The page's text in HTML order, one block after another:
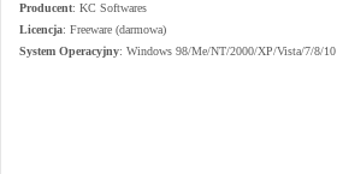
Producent: KC Softwares
Licencja: Freeware (darmowa)
System Operacyjny: Windows 98/Me/NT/2000/XP/Vista/7/8/10